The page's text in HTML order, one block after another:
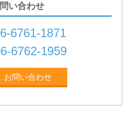
い合わせ
6761-1871
6762-1959
お問い合わせ